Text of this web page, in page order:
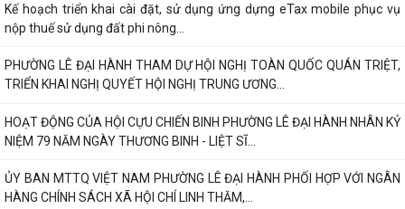
Kế hoạch triển khai cài đặt, sử dụng ứng dựng eTax mobile phục vụ
nộp thuế sử dụng đất phi nông...
PHƯỜNG LÊ ĐẠI HÀNH THAM DỰ HỘI NGHỊ TOÀN QUỐC QUÁN TRIỆT,
TRIỂN KHAI NGHỊ QUYẾT HỘI NGHỊ TRUNG ƯƠNG...
HOẠT ĐỘNG CỦA HỘI CỰU CHIẾN BINH PHƯỜNG LÊ ĐẠI HÀNH NHÂN KỶ
NIỆM 79 NĂM NGÀY THƯƠNG BINH - LIỆT SĨ...
ỦY BAN MTTQ VIỆT NAM PHƯỜNG LÊ ĐẠI HÀNH PHỐI HỢP VỚI NGÂN
HÀNG CHÍNH SÁCH XÃ HỘI CHÍ LINH THĂM,...